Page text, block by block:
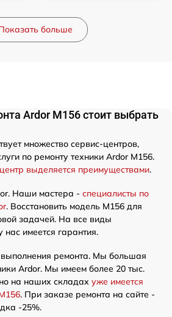
больше
Ardor M156 стоит выбрать
множество сервис-центров,
по ремонту техники Ardor M156.
выделяется преимуществами.
Наши мастера - специалисты по
. Восстановить модель M156 для
задачей. На все виды
имеется гарантия.
ремонта. Мы большая
Ardor. Мы имеем более 20 тыс.
на наших складах уже имеется
. При заказе ремонта на сайте -
-25%.